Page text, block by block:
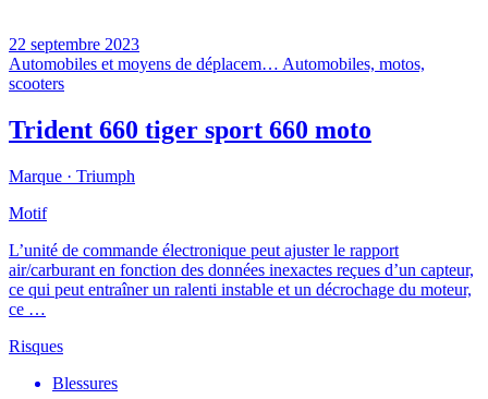
22 septembre 2023
Automobiles et moyens de déplacem… Automobiles, motos,
scooters
Trident 660 tiger sport 660 moto
Marque · Triumph
Motif
L’unité de commande électronique peut ajuster le rapport
air/carburant en fonction des données inexactes reçues d’un capteur,
ce qui peut entraîner un ralenti instable et un décrochage du moteur,
ce …
Risques
Blessures